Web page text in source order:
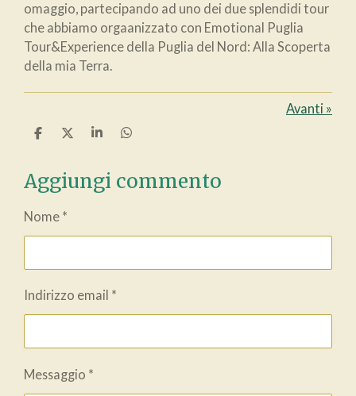
omaggio, partecipando ad uno dei due splendidi tour
che abbiamo orgaanizzato con Emotional Puglia
Tour&Experience della Puglia del Nord: Alla Scoperta
della mia Terra.
Avanti »
C
d
i
i
d
C
d
i
i
d
C
d
i
d
C
d
d
Aggiungi commento
Nome *
Indirizzo email *
Messaggio *